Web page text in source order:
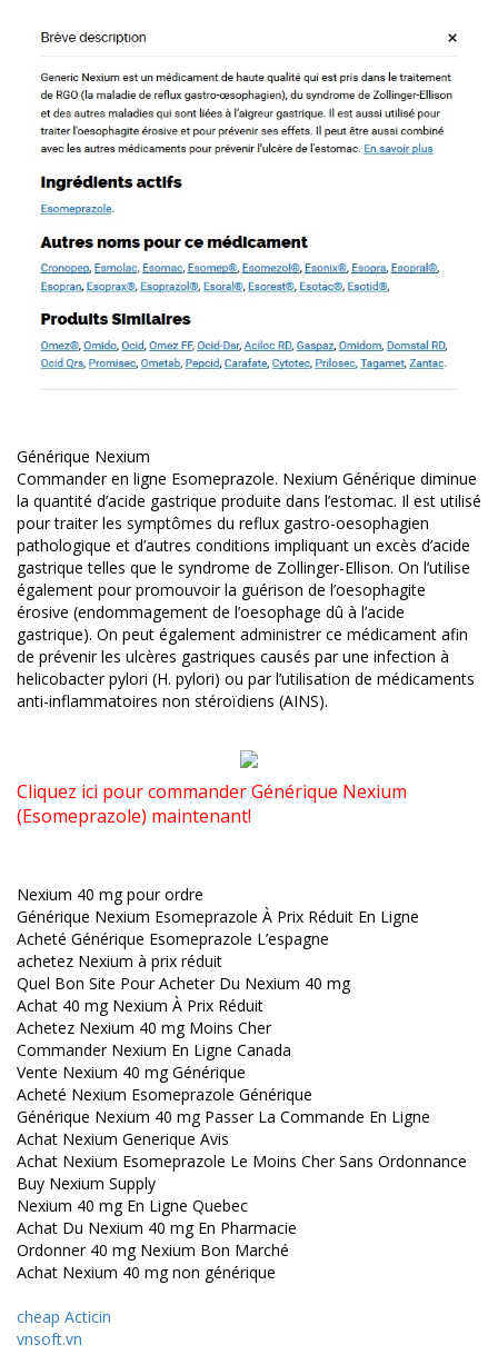
Générique Nexium
Commander en ligne Esomeprazole. Nexium Générique diminue
la quantité d’acide gastrique produite dans l’estomac. Il est utilisé
pour traiter les symptômes du reflux gastro-oesophagien
pathologique et d’autres conditions impliquant un excès d’acide
gastrique telles que le syndrome de Zollinger-Ellison. On l’utilise
également pour promouvoir la guérison de l’oesophagite
érosive (endommagement de l’oesophage dû à l’acide
gastrique). On peut également administrer ce médicament afin
de prévenir les ulcères gastriques causés par une infection à
helicobacter pylori (H. pylori) ou par l’utilisation de médicaments
anti-inflammatoires non stéroïdiens (AINS).
Cliquez ici pour commander Générique Nexium
(Esomeprazole) maintenant!
Nexium 40 mg pour ordre
Générique Nexium Esomeprazole À Prix Réduit En Ligne
Acheté Générique Esomeprazole L’espagne
achetez Nexium à prix réduit
Quel Bon Site Pour Acheter Du Nexium 40 mg
Achat 40 mg Nexium À Prix Réduit
Achetez Nexium 40 mg Moins Cher
Commander Nexium En Ligne Canada
Vente Nexium 40 mg Générique
Acheté Nexium Esomeprazole Générique
Générique Nexium 40 mg Passer La Commande En Ligne
Achat Nexium Generique Avis
Achat Nexium Esomeprazole Le Moins Cher Sans Ordonnance
Buy Nexium Supply
Nexium 40 mg En Ligne Quebec
Achat Du Nexium 40 mg En Pharmacie
Ordonner 40 mg Nexium Bon Marché
Achat Nexium 40 mg non générique
cheap Acticin
vnsoft.vn